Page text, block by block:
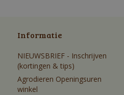
Informatie
NIEUWSBRIEF - Inschrijven
(kortingen & tips)
Agrodieren Openingsuren
winkel